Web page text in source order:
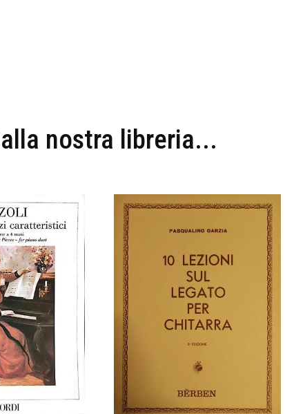
nostra libreria...